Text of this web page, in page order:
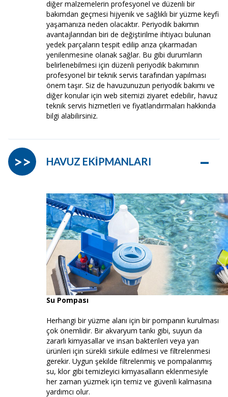
diğer malzemelerin profesyonel ve düzenli bir
bakımdan geçmesi hijyenik ve sağlıklı bir yüzme keyfi
yaşamanıza neden olacaktır. Periyodik bakımın
avantajlarından biri de değiştirilme ihtiyacı bulunan
yedek parçaların tespit edilip arıza çıkarmadan
yenilenmesine olanak sağlar. Bu gibi durumların
belirlenebilmesi için düzenli periyodik bakımının
profesyonel bir teknik servis tarafından yapılması
önem taşır. Siz de havuzunuzun periyodik bakımı ve
diğer konular için web sitemizi ziyaret edebilir, havuz
teknik servis hizmetleri ve fiyatlandırmaları hakkında
bilgi alabilirsiniz.
HAVUZ EKİPMANLARI –
>>
Su Pompası
Herhangi bir yüzme alanı için bir pompanın kurulması
çok önemlidir. Bir akvaryum tankı gibi, suyun da
zararlı kimyasallar ve insan bakterileri veya yan
ürünleri için sürekli sirküle edilmesi ve filtrelenmesi
gerekir. Uygun şekilde filtrelenmiş ve pompalanmış
su, klor gibi temizleyici kimyasalların eklenmesiyle
her zaman yüzmek için temiz ve güvenli kalmasına
yardımcı olur.